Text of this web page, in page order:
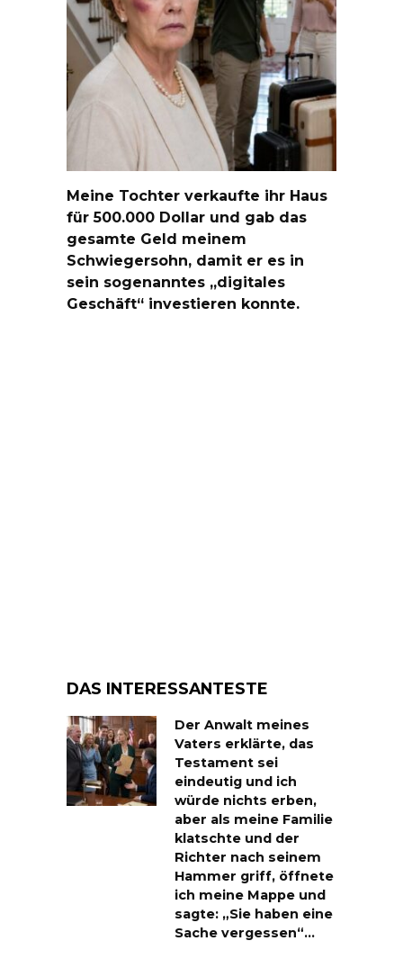
Meine Tochter verkaufte ihr Haus
für 500.000 Dollar und gab das
gesamte Geld meinem
Schwiegersohn, damit er es in
sein sogenanntes „digitales
Geschäft“ investieren konnte.
DAS INTERESSANTESTE
Der Anwalt meines
Vaters erklärte, das
Testament sei
eindeutig und ich
würde nichts erben,
aber als meine Familie
klatschte und der
Richter nach seinem
Hammer griff, öffnete
ich meine Mappe und
sagte: „Sie haben eine
Sache vergessen“…